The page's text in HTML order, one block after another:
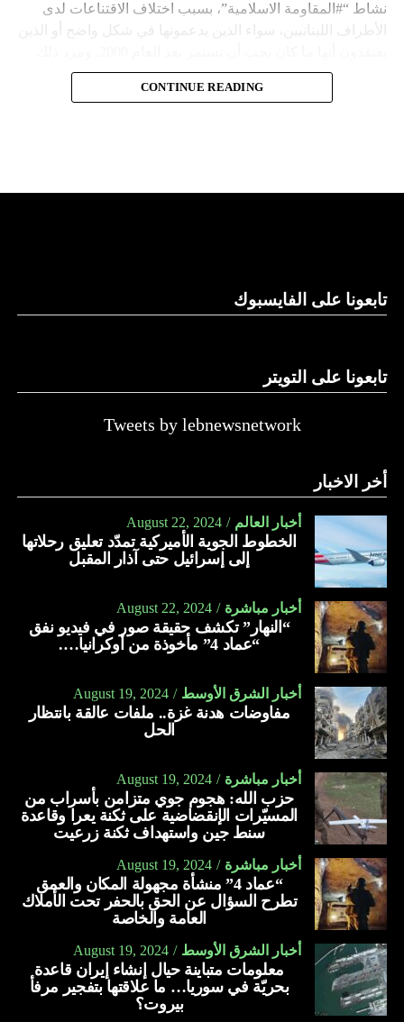
نشاط “#المقاومة الاسلامية”، بسبب اختلاف الاقتناعات لدى
الأطراف اللبنانيين، سواء الذين يدعمونها في شكل واضح أو الذين
إلى أن المقاومة ضد الاحتلال الإسرائيلي لم تكن يوماً محط
إجماع داخلي، وإن كانت القوى اللبنانية المؤمنة بالصراع ضد
النهار
CONTINUE READING
تابعونا على الفايسبوك
تابعونا على التويتر
Tweets by lebnewsnetwork
أخر الاخبار
أخبار العالم August 22, 2024
الخطوط الجوية الأميركية تمدّد تعليق رحلاتها
إلى إسرائيل حتى آذار المقبل
أخبار مباشرة August 22, 2024
“النهار” تكشف حقيقة صور في فيديو نفق
“عماد 4” مأخوذة من أوكرانيا….
أخبار الشرق الأوسط August 19, 2024
مفاوضات هدنة غزة.. ملفات عالقة بانتظار
الحل
أخبار مباشرة August 19, 2024
حزب الله: هجوم جوي متزامن بأسراب من
المسيّرات الإنقضاضية على ثكنة يعرا وقاعدة
سنط جين واستهداف ثكنة زرعيت
أخبار مباشرة August 19, 2024
“عماد 4” منشأة مجهولة المكان والعمق
تطرح السؤال عن الحق بالحفر تحت الأملاك
العامة والخاصة
أخبار الشرق الأوسط August 19, 2024
معلومات متباينة حيال إنشاء إيران قاعدة
بحريّة في سوريا… ما علاقتها بتفجير مرفأ
بيروت؟